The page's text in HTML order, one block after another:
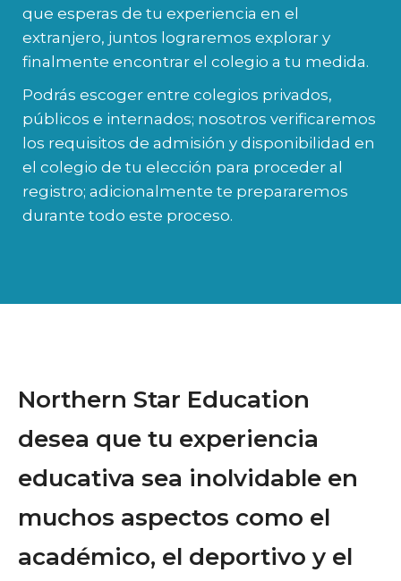
que esperas de tu experiencia en el
extranjero, juntos lograremos explorar y
finalmente encontrar el colegio a tu medida.
Podrás escoger entre colegios privados,
públicos e internados; nosotros verificaremos
los requisitos de admisión y disponibilidad en
el colegio de tu elección para proceder al
registro; adicionalmente te prepararemos
durante todo este proceso.
Northern Star Education
desea que tu experiencia
educativa sea inolvidable en
muchos aspectos como el
académico, el deportivo y el